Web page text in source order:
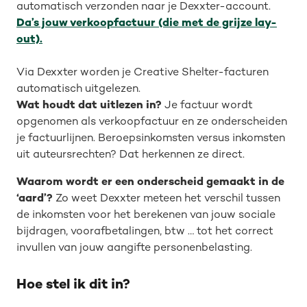
automatisch verzonden naar je Dexxter-account.
Da’s jouw verkoopfactuur (die met de grijze lay-
out).
Via Dexxter worden je Creative Shelter-facturen
automatisch uitgelezen.
Wat houdt dat uitlezen in? Je factuur wordt
opgenomen als verkoopfactuur en ze onderscheiden
je factuurlijnen. Beroepsinkomsten versus inkomsten
uit auteursrechten? Dat herkennen ze direct.
Waarom wordt er een onderscheid gemaakt in de
‘aard’? Zo weet Dexxter meteen het verschil tussen
de inkomsten voor het berekenen van jouw sociale
bijdragen, voorafbetalingen, btw … tot het correct
invullen van jouw aangifte personenbelasting.
Hoe stel ik dit in?